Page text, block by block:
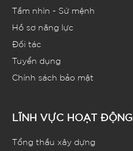
Tầm nhìn - Sứ mệnh
Hồ sơ năng lực
Đối tác
Tuyển dụng
Chính sách bảo mật
LĨNH VỰC HOẠT ĐỘNG
Tổng thầu xây dựng